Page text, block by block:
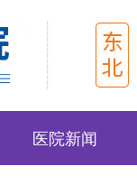
医院新闻